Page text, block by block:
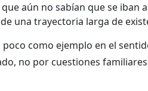
aún no sabían que se iban
una trayectoria larga de
como ejemplo en el
no por cuestiones